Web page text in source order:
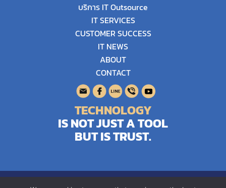
บริการ IT Outsource
IT SERVICES
CUSTOMER SUCCESS
IT NEWS
ABOUT
CONTACT
TECHNOLOGY
IS NOT JUST A TOOL
BUT IS TRUST.